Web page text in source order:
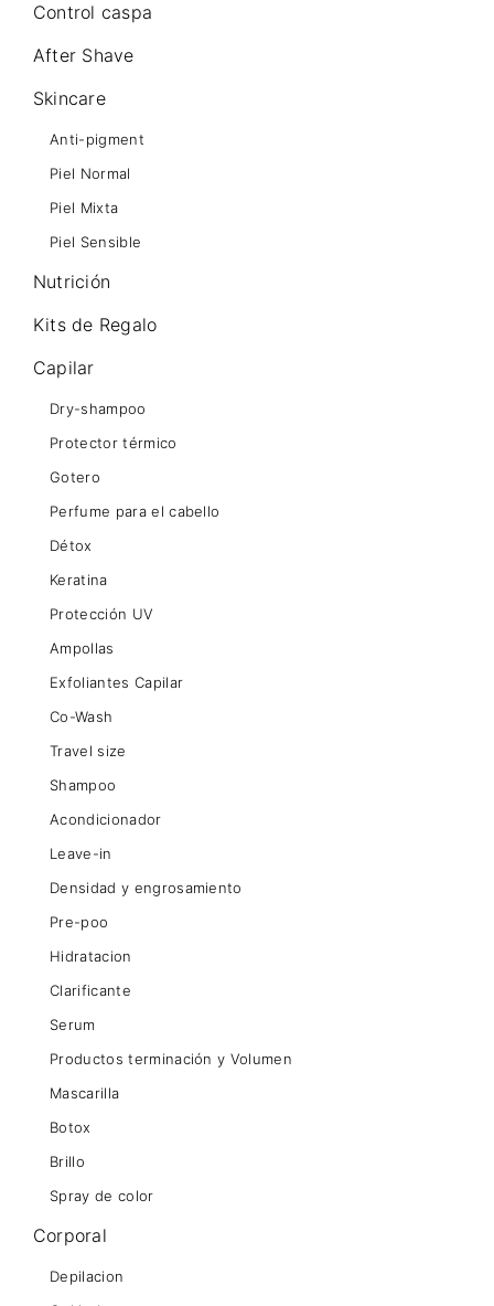
Control caspa
After Shave
Skincare
Anti-pigment
Piel Normal
Piel Mixta
Piel Sensible
Nutrición
Kits de Regalo
Capilar
Dry-shampoo
Protector térmico
Gotero
Perfume para el cabello
Détox
Keratina
Protección UV
Ampollas
Exfoliantes Capilar
Co-Wash
Travel size
Shampoo
Acondicionador
Leave-in
Densidad y engrosamiento
Pre-poo
Hidratacion
Clarificante
Serum
Productos terminación y Volumen
Mascarilla
Botox
Brillo
Spray de color
Corporal
Depilacion